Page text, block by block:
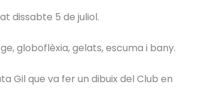
dissabte 5 de juliol.
globoflèxia, gelats, escuma i bany.
Gil que va fer un dibuix del Club en